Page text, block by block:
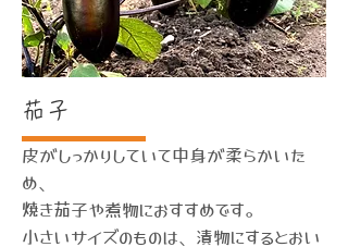
茄子
皮がしっかりしていて中身が柔らかいた
め、
焼き茄子や煮物におすすめです。
​小さいサイズのものは、漬物にするとおい